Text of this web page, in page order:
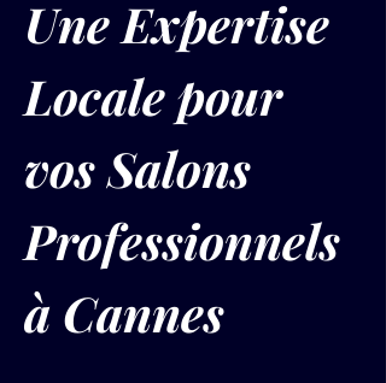
Une Expertise
Locale pour
vos Salons
Professionnels
à Cannes